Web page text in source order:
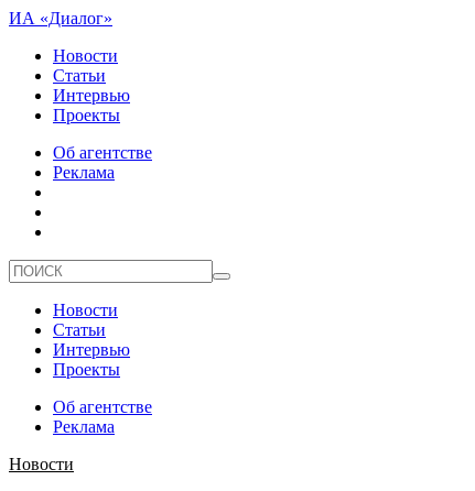
ИА «Диалог»
Новости
Статьи
Интервью
Проекты
Об агентстве
Реклама
Новости
Статьи
Интервью
Проекты
Об агентстве
Реклама
Новости